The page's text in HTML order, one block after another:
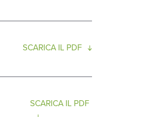
SCARICA IL PDF
SCARICA IL PDF